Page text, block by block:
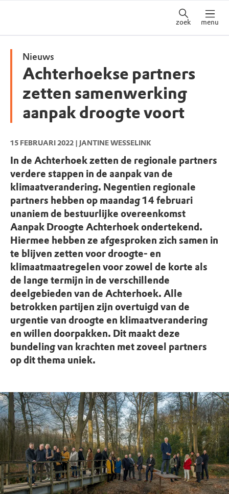
zoek menu
Nieuws
Achterhoekse partners
zetten samenwerking
aanpak droogte voort
15 FEBRUARI 2022 | JANTINE WESSELINK
In de Achterhoek zetten de regionale partners
verdere stappen in de aanpak van de
klimaatverandering. Negentien regionale
partners hebben op maandag 14 februari
unaniem de bestuurlijke overeenkomst
Aanpak Droogte Achterhoek ondertekend.
Hiermee hebben ze afgesproken zich samen in
te blijven zetten voor droogte- en
klimaatmaatregelen voor zowel de korte als
de lange termijn in de verschillende
deelgebieden van de Achterhoek. Alle
betrokken partijen zijn overtuigd van de
urgentie van droogte en klimaatverandering
en willen doorpakken. Dit maakt deze
bundeling van krachten met zoveel partners
op dit thema uniek.